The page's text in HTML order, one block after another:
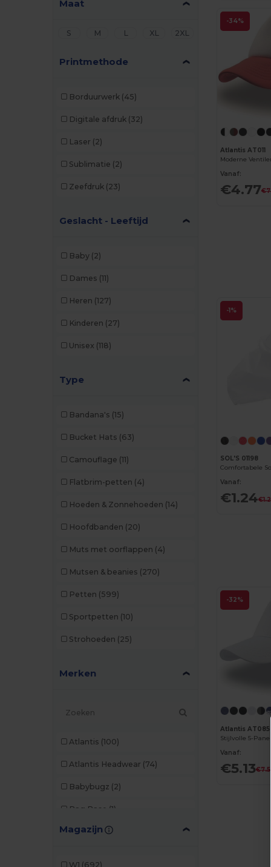
Maat
S M L XL 2XL
Printmethode
Borduurwerk (45)
Digitale afdruk (32)
Laser (2)
Sublimatie (2)
Zeefdruk (23)
Geslacht - Leeftijd
Baby (2)
Dames (11)
Heren (127)
Kinderen (27)
Unisex (118)
Type
Bandana's (15)
Bucket Hats (63)
Camouflage (11)
Flatbrim-petten (4)
Hoeden & Zonnehoeden (14)
Hoofdbanden (20)
Muts met oorflappen (4)
Mutsen & beanies (270)
Petten (599)
Sportpetten (10)
Strohoeden (25)
Merken
Atlantis (100)
Atlantis Headwear (74)
Babybugz (2)
Bag Base (1)
Beechfield (286)
Magazijn
W1 (692)
-34%
Atlantis AT011
Vanaf:
€4.77
-1%
SOL'S 01198
Vanaf:
€1.24
-32%
Atlantis AT085
Stijlvolle 5-
Vanaf:
€5.13€7.50